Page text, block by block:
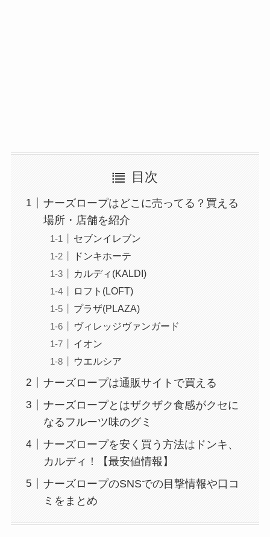
目次
ナーズロープはどこに売ってる？買える
場所・店舗を紹介
セブンイレブン
ドンキホーテ
カルディ(KALDI)
ロフト(LOFT)
プラザ(PLAZA)
ヴィレッジヴァンガード
イオン
ウエルシア
ナーズロープは通販サイトで買える
ナーズロープとはザクザク食感がクセに
なるフルーツ味のグミ
ナーズロープを安く買う方法はドンキ、
カルディ！【最安値情報】
ナーズロープのSNSでの目撃情報や口コ
ミをまとめ